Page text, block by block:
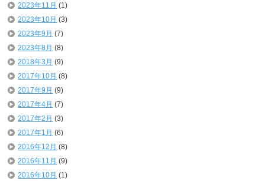
2023年11月 (1)
2023年10月 (3)
2023年9月 (7)
2023年8月 (8)
2018年3月 (9)
2017年10月 (8)
2017年9月 (9)
2017年4月 (7)
2017年2月 (3)
2017年1月 (6)
2016年12月 (8)
2016年11月 (9)
2016年10月 (1)